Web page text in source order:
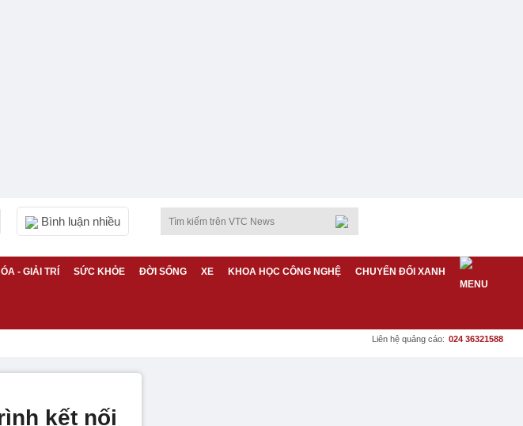
Bình luận nhiều
- GIẢI TRÍ SỨC KHỎE ĐỜI SỐNG XE KHOA HỌC CÔNG NGHỆ CHUYỂN ĐỔI XANH
Liên hệ quảng cáo: 024 36321588
kết nối